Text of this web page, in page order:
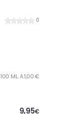
0
100 ML. A 1,00 €
9,95€